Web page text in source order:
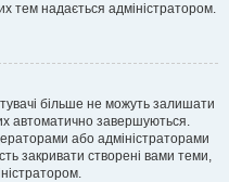
тем надається адміністратором.
більше не можуть залишати
автоматично завершуються.
або адміністраторами
закривати створені вами теми,